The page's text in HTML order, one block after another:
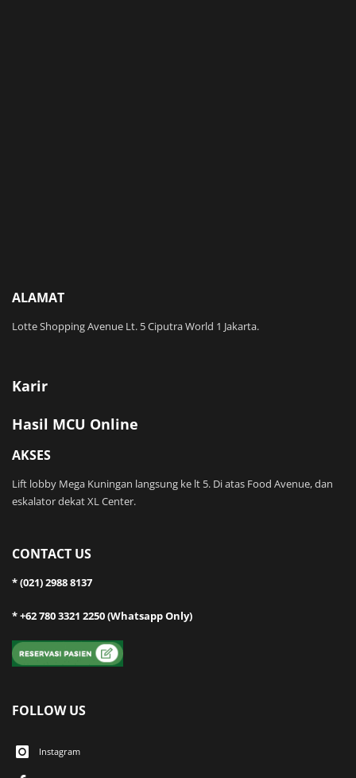
ALAMAT
Lotte Shopping Avenue Lt. 5 Ciputra World 1 Jakarta.
Karir
Hasil MCU Online
AKSES
Lift lobby Mega Kuningan langsung ke lt 5. Di atas Food Avenue, dan
eskalator dekat XL Center.
CONTACT US
* (021) 2988 8137
* +62 780 3321 2250 (Whatsapp Only)
FOLLOW US
Instagram